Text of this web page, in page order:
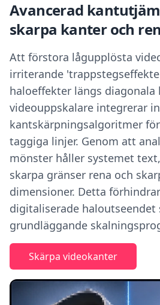
Avancerad
skarpa kanter och
Att förstora lågupplösta
irriterande
haloeffekter längs diagonala
videouppskalare integrerar
kantskärpningsalgoritmer
taggiga linjer. Genom att
mönster håller systemet
skarpa gränser rena och
dimensioner. Detta
digitaliserade haloutseendet
grundläggande
Skärpa videokanter